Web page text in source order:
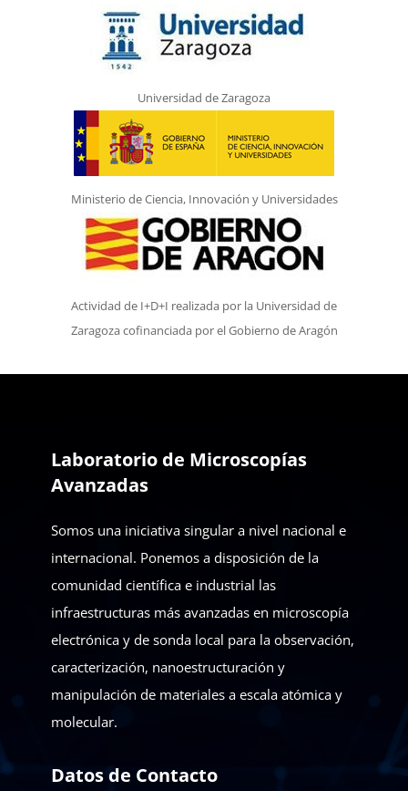
Universidad de Zaragoza
Ministerio de Ciencia, Innovación y Universidades
Actividad de I+D+I realizada por la Universidad de
Zaragoza cofinanciada por el Gobierno de Aragón
Laboratorio de Microscopías
Avanzadas
Somos una iniciativa singular a nivel nacional e
internacional. Ponemos a disposición de la
comunidad científica e industrial las
infraestructuras más avanzadas en microscopía
electrónica y de sonda local para la observación,
caracterización, nanoestructuración y
manipulación de materiales a escala atómica y
molecular.
Datos de Contacto